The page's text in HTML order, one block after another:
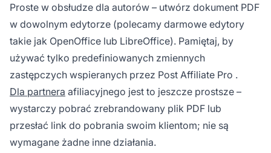
Proste w obsłudze dla autorów – utwórz dokument PDF
w dowolnym edytorze (polecamy darmowe edytory
takie jak OpenOffice lub LibreOffice). Pamiętaj, by
używać tylko predefiniowanych zmiennych
zastępczych wspieranych przez Post Affiliate Pro .
Dla partnera afiliacyjnego jest to jeszcze prostsze –
wystarczy pobrać zrebrandowany plik PDF lub
przesłać link do pobrania swoim klientom; nie są
wymagane żadne inne działania.